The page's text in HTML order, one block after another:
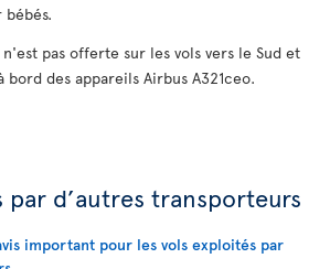
n'est pas offerte sur les vols vers le Sud et
bord des appareils Airbus A321ceo.
par d’autres transporteurs
important pour les vols exploités par